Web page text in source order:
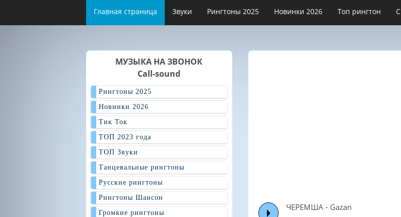
Главная страница Звуки Рингтоны 2025 Новинки 2026 Топ рингтон
ЧЕРЕМША - Gazan
МУЗЫКА НА ЗВОНОК
Call-sound
Рингтоны 2025
Новинки 2026
Тик Ток
ТОП 2023 года
ТОП Звуки
Танцевальные рингтоны
Русские рингтоны
Рингтоны Шансон
Громкие рингтоны